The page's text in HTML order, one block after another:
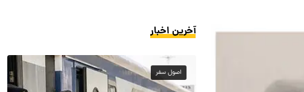
آخرین اخبار
اصول سفر